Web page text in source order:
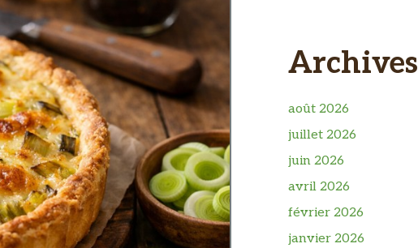
Archives
août 2026
juillet 2026
juin 2026
avril 2026
février 2026
janvier 2026